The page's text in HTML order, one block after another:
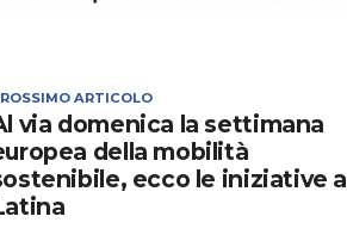
ARTICOLO
via domenica la settimana
della mobilità
ecco le iniziative a